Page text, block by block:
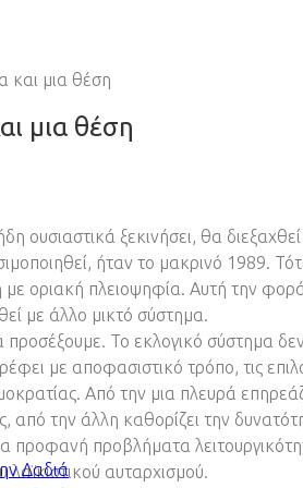
Δαδιά
και μια θέση
μια θέση
ουσιαστικά ξεκινήσει, θα
ήταν το μακρινό 1989.
με οριακή πλειοψηφία. Αυτή την
με άλλο μικτό σύστημα.
Το εκλογικό σύστημα δεν
με αποφασιστικό τρόπο, τις
Από την μια πλευρά
από την άλλη καθορίζει την
προβλήματα
αυταρχισμού.